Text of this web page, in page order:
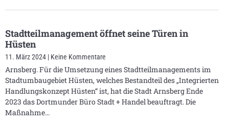
Stadtteilmanagement öffnet seine Türen in
Hüsten
11. März 2024 Keine Kommentare
Arnsberg. Für die Umsetzung eines Stadtteilmanagements im
Stadtumbaugebiet Hüsten, welches Bestandteil des „Integrierten
Handlungskonzept Hüsten“ ist, hat die Stadt Arnsberg Ende
2023 das Dortmunder Büro Stadt + Handel beauftragt. Die
Maßnahme